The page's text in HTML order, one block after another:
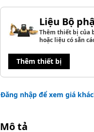
Liệu Bộ
Thêm thiết bị của
hoặc liệu có sẵn
Thêm thiết bị
Đăng nhập để xem giá
Mô tả